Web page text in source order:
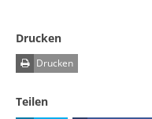
Drucken
Drucken
Teilen